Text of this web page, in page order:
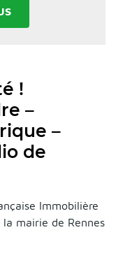
!
–
–
de
Immobilière
mairie de Rennes